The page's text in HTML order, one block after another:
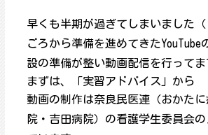
早くも半期が過ぎてしまいました
ごろから準備を進めてきたYouTube
設の準備が整い動画配信を行って
まずは、「実習アドバイス」から
動画の制作は奈良民医連（おかた
院・吉田病院）の看護学生委員会